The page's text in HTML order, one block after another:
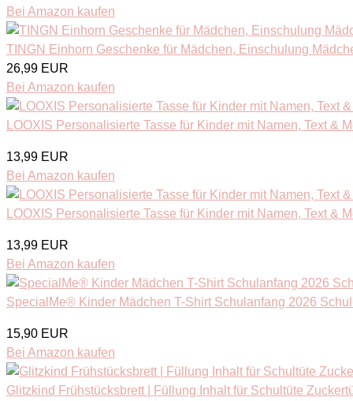
Bei Amazon kaufen
TINGN Einhorn Geschenke für Mädchen, Einschulung
26,99 EUR
Bei Amazon kaufen
LOOXIS Personalisierte Tasse für Kinder mit Namen, Text &
13,99 EUR
Bei Amazon kaufen
LOOXIS Personalisierte Tasse für Kinder mit Namen, Text &
13,99 EUR
Bei Amazon kaufen
SpecialMe® Kinder Mädchen T-Shirt Schulanfang 2026
15,90 EUR
Bei Amazon kaufen
Glitzkind Frühstücksbrett | Füllung Inhalt für Schultüte